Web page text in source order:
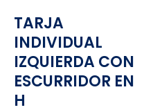
TARJA
INDIVIDUAL
IZQUIERDA CON
ESCURRIDOR EN
H